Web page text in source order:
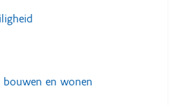
bouwen en wonen